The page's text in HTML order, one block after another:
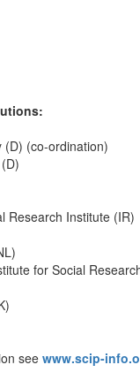
(D) (co-ordination)
Research Institute (IR)
for Social
see www.scip-